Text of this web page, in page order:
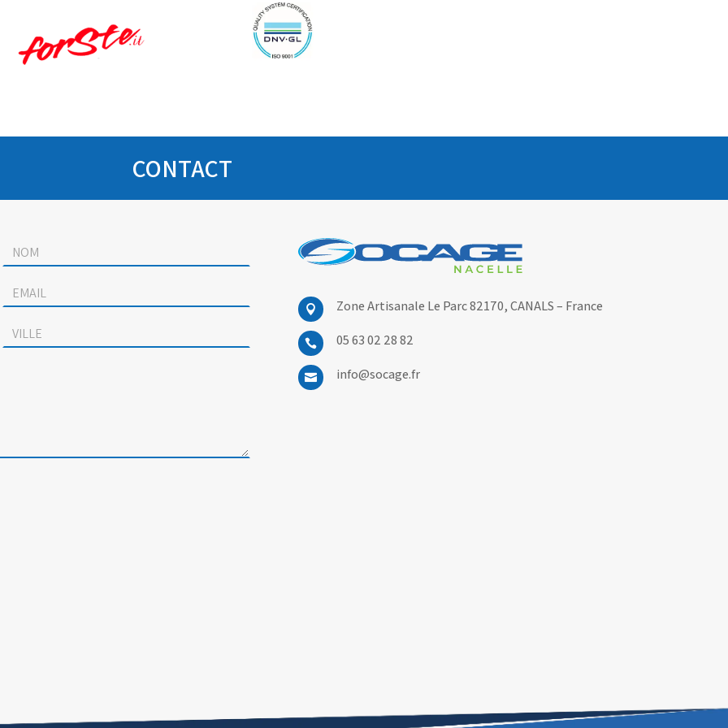
CONTACT
 Zone Artisanale Le Parc 82170,CANALS – France
 05 63 02 28 82
 info@socage.fr